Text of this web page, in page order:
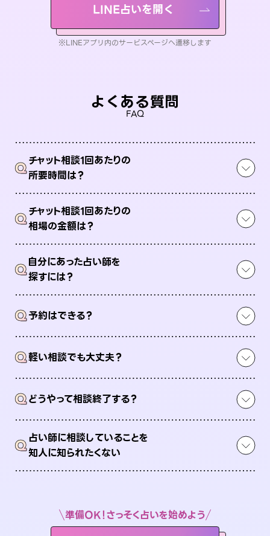
LINE占いを開く
※LINEアプリ内のサービスページへ遷移します
よくある質問
FAQ
Qチャット相談1回あたりの
所要時間は？
Qチャット相談1回あたりの
相場の金額は？
Q自分にあった占い師を
探すには？
Q予約はできる？
Q軽い相談でも大丈夫？
Qどうやって相談終了する？
Q占い師に相談していることを
知人に知られたくない
準備OK！さっそく占いを始めよう